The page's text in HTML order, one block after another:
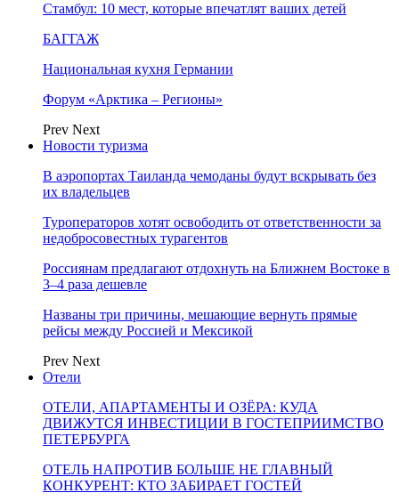
Стамбул: 10 мест, которые впечатлят ваших детей
БАГГАЖ
Национальная кухня Германии
Форум «Арктика – Регионы»
Prev Next
Новости туризма
В аэропортах Таиланда чемоданы будут вскрывать без
их владельцев
Туроператоров хотят освободить от ответственности за
недобросовестных турагентов
Россиянам предлагают отдохнуть на Ближнем Востоке в
3–4 раза дешевле
Названы три причины, мешающие вернуть прямые
рейсы между Россией и Мексикой
Prev Next
Отели
ОТЕЛИ, АПАРТАМЕНТЫ И ОЗЁРА: КУДА
ДВИЖУТСЯ ИНВЕСТИЦИИ В ГОСТЕПРИИМСТВО
ПЕТЕРБУРГА
ОТЕЛЬ НАПРОТИВ БОЛЬШЕ НЕ ГЛАВНЫЙ
КОНКУРЕНТ: КТО ЗАБИРАЕТ ГОСТЕЙ